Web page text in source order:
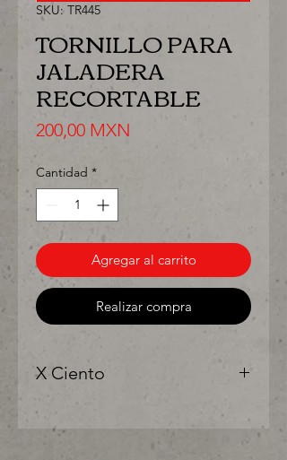
SKU: TR445
TORNILLO PARA
JALADERA
RECORTABLE
200,00 MXN
Cantidad *
Agregar al carrito
Realizar compra
X Ciento
"Ya sea para comprar o para surtir,
solo los mejores precios para tu
tienda o proyecto" venta por ciento